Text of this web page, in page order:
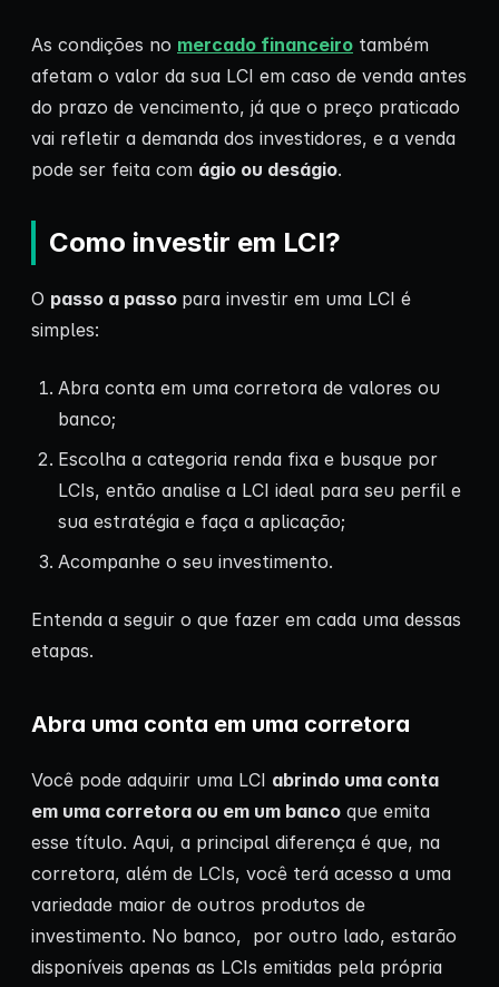
As condições no mercado financeiro também
afetam o valor da sua LCI em caso de venda antes
do prazo de vencimento, já que o preço praticado
vai refletir a demanda dos investidores, e a venda
pode ser feita com ágio ou deságio.
Como investir em LCI?
O passo a passo para investir em uma LCI é
simples:
Abra conta em uma corretora de valores ou
banco;
Escolha a categoria renda fixa e busque por
LCIs, então analise a LCI ideal para seu perfil e
sua estratégia e faça a aplicação;
Acompanhe o seu investimento.
Entenda a seguir o que fazer em cada uma dessas
etapas.
Abra uma conta em uma corretora
Você pode adquirir uma LCI abrindo uma conta
em uma corretora ou em um banco que emita
esse título. Aqui, a principal diferença é que, na
corretora, além de LCIs, você terá acesso a uma
variedade maior de outros produtos de
investimento. No banco, por outro lado, estarão
disponíveis apenas as LCIs emitidas pela própria